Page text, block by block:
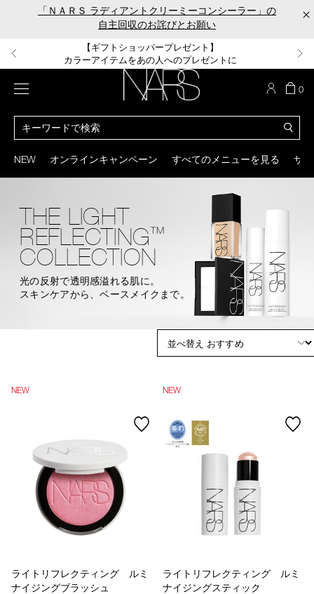
×
「ＮＡＲＳ ラディアントクリーミーコンシーラー」の
自主回収のお詫びとお願い
【ミニパフプレゼント】
新リキッドブラッシュご購入でプレゼント
【はじめての購入はこちらから】
新リキッドブラッシュスターターキット
【サンプル＆ヘアピン付】
オイルクレンジングキット
【ギフトショッパープレゼント】
カラーアイテムをあの人へのプレゼントに
【ポーチ＆ブラッシュプレゼント】
ORGASM CAMPAIGN
メニュー
NEW オンラインキャンペーン すべてのメニューを見る サ
カ
ト
商
数
0
ロ
グ
検
索
can
key
swipe
left
or
on
your
given
submit
search
entered.
THE LIGHT
REFLECTINGTM
COLLECTION
光の反射で透明感溢れる肌に。
スキンケアから、ベースメイクまで。
NEW
ライトリフレクティング ルミ
ナイジングブラッシュ
NEW
ライトリフレクティング ルミ
ナイジングスティック